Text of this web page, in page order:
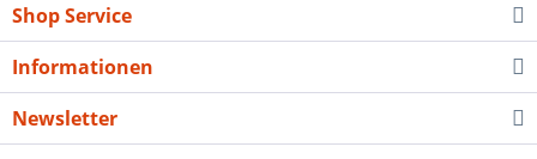
Shop Service
Informationen
Newsletter